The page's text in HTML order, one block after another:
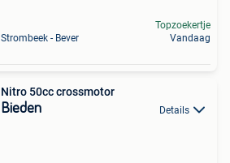
Strombeek - Bever
Topzoekertje
Vandaag
Nitro 50cc crossmotor
Bieden Details